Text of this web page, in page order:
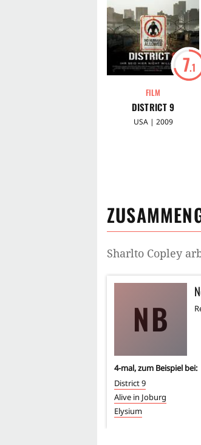
7.1
FILM
DISTRICT 9
USA | 2009
Sharlto Copley
NB
4-mal, zum Beispiel bei:
District 9
Alive in Joburg
Elysium